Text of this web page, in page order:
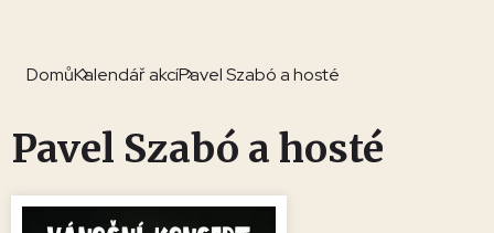
DomůKalendář akcíPavel Szabó a hosté
Pavel Szabó a hosté